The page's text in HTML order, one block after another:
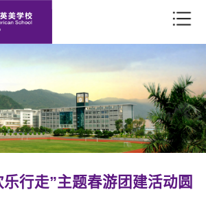
行走”主题春游团建活动圆